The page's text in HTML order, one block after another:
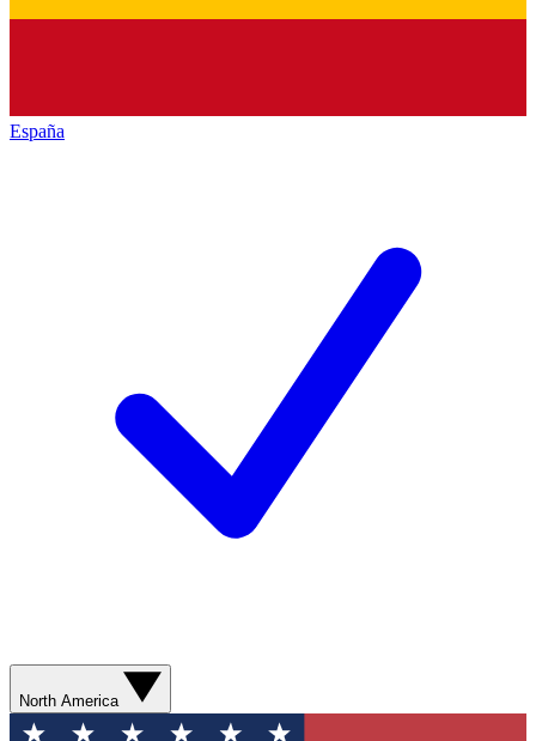
España
North America